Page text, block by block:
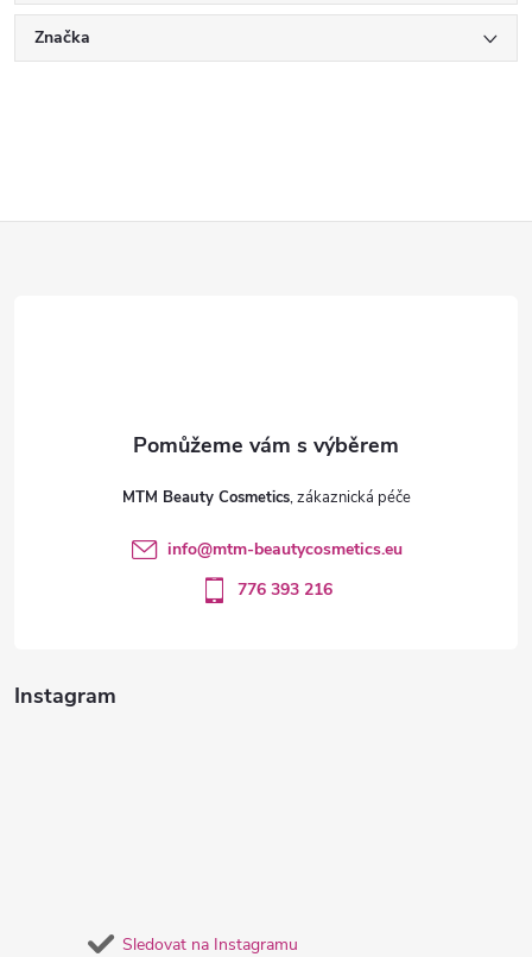
Značka
Instagram
Sledovat na Instagramu
MTM Beauty Cosmetics
info@mtm-beautycosmetics.eu
776 393 216